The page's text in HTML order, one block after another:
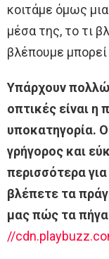
κοιτάμε όμως
μέσα της, το τι
βλέπουμε μπορεί
Υπάρχουν
οπτικές είναι η
υποκατηγορία.
γρήγορος και
περισσότερα
βλέπετε τα
μας πώς τα
//